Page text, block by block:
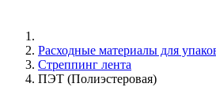
Расходные материалы для
Стреппинг лента
ПЭТ (Полиэстеровая)